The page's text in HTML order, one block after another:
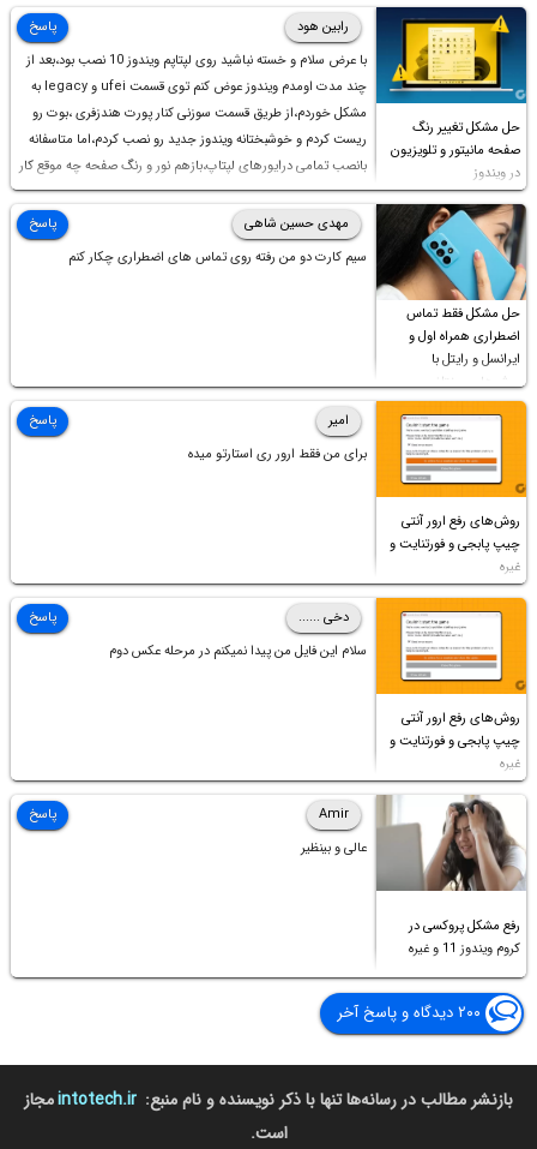
حل مشکل تغییر رنگ
صفحه مانیتور و تلویزیون
در ویندوز
رابین هود
با عرض سلام و خسته نباشید روی لپتاپم ویندوز 10 نصب بود،بعد از
چند مدت اومدم ویندوز عوض کنم توی قسمت ufei و legacy به
مشکل خوردم،از طریق قسمت سوزنی کنار پورت هندزفری ،بوت رو
ریست کردم و خوشبختانه ویندوز جدید رو نصب کردم،اما متاسفانه
بانصب تمامی درایورهای لپتاپ،بازهم نور و رنگ صفحه چه موقع کار
چه موقع پخش فیلم مثل سابق نیست(نور زیاده و بی کیفیت)،با
ابدیت کردن کارت گرافیک،کالیبره کردن و غیره هم نور و رنگ درست
نشد (انگار تصویر ماته)، خواهشمند است راهنمایی فرمایید باتشکر
پاسخ
حل مشکل فقط تماس
اضطراری همراه اول و
ایرانسل و رایتل با
روش‌های مختلف
مهدی حسین شاهی
سیم کارت دو من رفته روی تماس های اضطراری چکار کنم
پاسخ
روش‌های رفع ارور آنتی
چیپ پابجی و فورتنایت و
غیره
امیر
برای من فقط ارور ری استارتو میده
پاسخ
روش‌های رفع ارور آنتی
چیپ پابجی و فورتنایت و
غیره
دخی ......
سلام این فایل من پیدا نمیکنم در مرحله عکس دوم
پاسخ
رفع مشکل پروکسی در
کروم ویندوز 11 و غیره
Amir
عالی و بینظیر
پاسخ
۲۰۰ دیدگاه و پاسخ آخر
بازنشر مطالب در رسانه‌ها تنها با ذکر نویسنده و نام منبع: intotech.irمجاز
است.